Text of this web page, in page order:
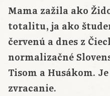
Mama zažila ako
totalitu, ja ako
červenú a dnes z
normalizačné
Tisom a Husákom.
zvracanie.